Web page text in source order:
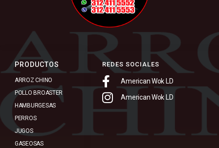
REDES SOCIALES
American Wok LD
American Wok LD
PRODUCTOS
ARROZ CHINO
POLLO BROASTER
HAMBURGESAS
PERROS
JUGOS
GASEOSAS